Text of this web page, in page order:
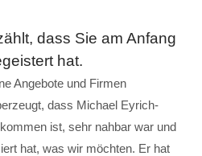
dass Sie am Anfang
hat.
Angebote und Firmen
dass Michael Eyrich-
ist, sehr nahbar war und
hat, was wir möchten. Er hat